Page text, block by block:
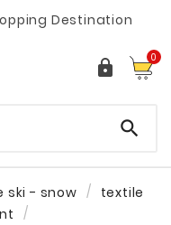
Destination
 0

ski - snow
textile